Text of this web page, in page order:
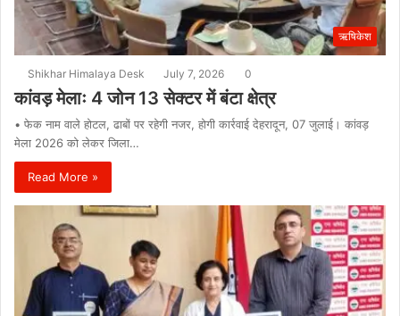
ऋषिकेश
Shikhar Himalaya Desk July 7, 2026 0
कांवड़ मेलाः 4 जोन 13 सेक्टर में बंटा क्षेत्र
• फेक नाम वाले होटल, ढाबों पर रहेगी नजर, होगी कार्रवाई देहरादून, 07 जुलाई। कांवड़
मेला 2026 को लेकर जिला…
Read More »